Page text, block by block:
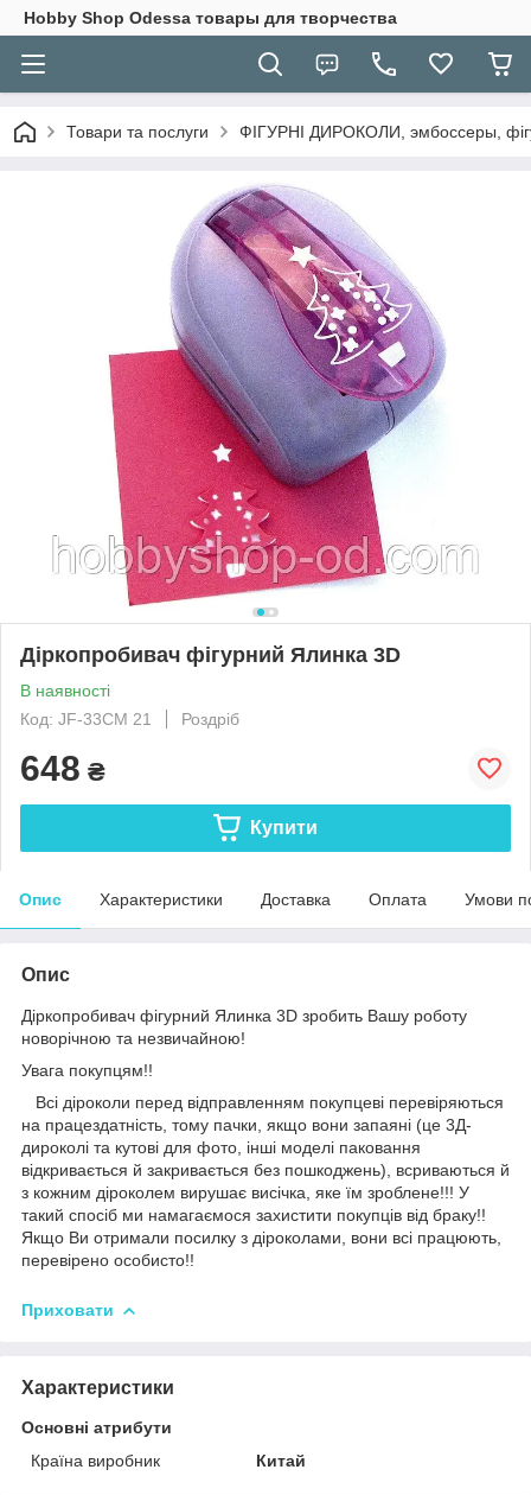
Hobbу Shop Odessa товары для творчества
Товари та послуги ФІГУРНІ ДИРОКОЛИ, эмбоссеры,
Діркопробивач фігурний Ялинка 3D
В наявності
Код: JF-33CM 21
Роздріб
648 ₴
Купити
Опис Характеристики Доставка Оплата Умови
Опис
Діркопробивач фігурний Ялинка 3D зробить Вашу роботу
новорічною та незвичайною!
Увага покупцям!!
Всі діроколи перед відправленням покупцеві перевіряються
на працездатність, тому пачки, якщо вони запаяні (це 3Д-
дироколі та кутові для фото, інші моделі паковання
відкривається й закривається без пошкоджень), всриваються й
з кожним діроколем вирушає висічка, яке їм зроблене!!! У
такий спосіб ми намагаємося захистити покупців від браку!!
Якщо Ви отримали посилку з діроколами, вони всі працюють,
перевірено особисто!!
Приховати
Характеристики
Основні атрибути
Країна виробник
Китай